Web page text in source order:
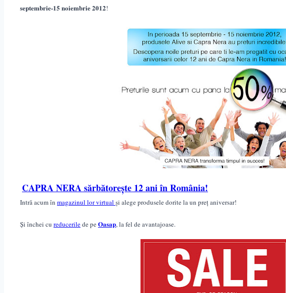
septembrie-15 noiembrie 2012!
CAPRA NERA sărbătorește 12 ani în România!
Intră acum în magazinul lor virtual și alege produsele dorite la un preț aniversar!
Și închei cu reducerilede peOasap, la fel de avantajoase.